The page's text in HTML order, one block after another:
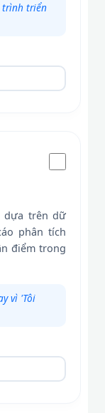
trình triển
dựa trên dữ
phân tích
điểm trong
vì 'Tôi